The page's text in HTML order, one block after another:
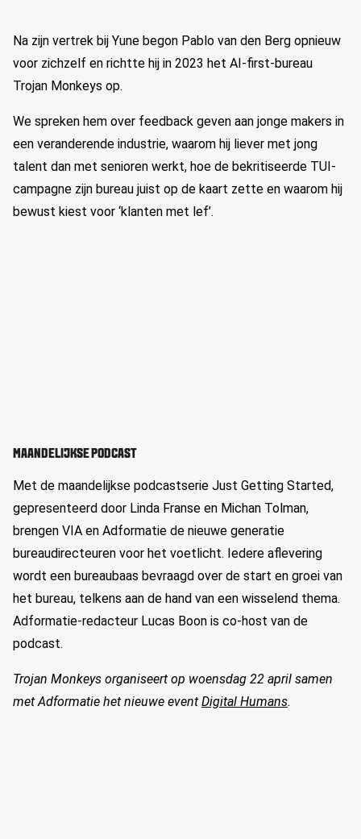
Na zijn vertrek bij Yune begon Pablo van den Berg opnieuw
voor zichzelf en richtte hij in 2023 het AI-first-bureau
Trojan Monkeys op.
We spreken hem over feedback geven aan jonge makers in
een veranderende industrie, waarom hij liever met jong
talent dan met senioren werkt, hoe de bekritiseerde TUI-
campagne zijn bureau juist op de kaart zette en waarom hij
bewust kiest voor ‘klanten met lef’.
MAANDELIJKSE PODCAST
Met de maandelijkse podcastserie Just Getting Started,
gepresenteerd door Linda Franse en Michan Tolman,
brengen VIA en Adformatie de nieuwe generatie
bureaudirecteuren voor het voetlicht. Iedere aflevering
wordt een bureaubaas bevraagd over de start en groei van
het bureau, telkens aan de hand van een wisselend thema.
Adformatie-redacteur Lucas Boon is co-host van de
podcast.
Trojan Monkeys organiseert op woensdag 22 april samen
met Adformatie het nieuwe event Digital Humans.